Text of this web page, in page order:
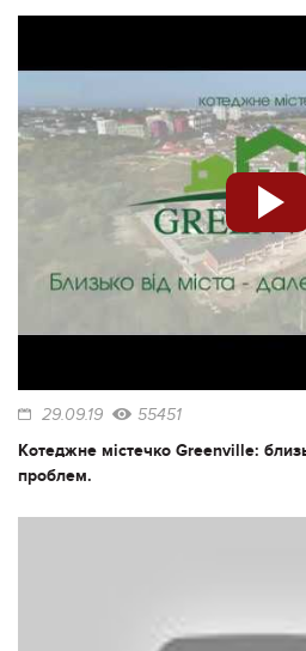
29.09.19 55451
Котеджне містечко Greenville:
проблем.